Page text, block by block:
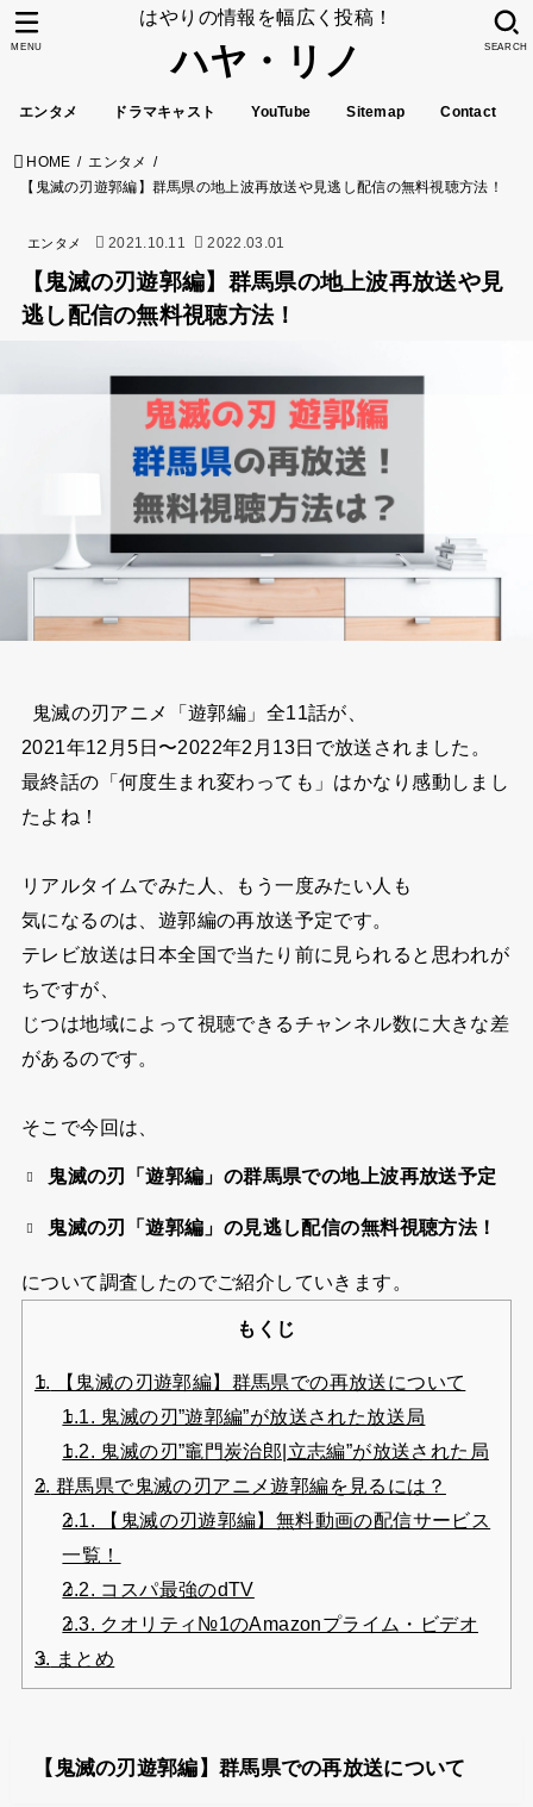
はやりの情報を幅広く投稿！
ハヤ・リノ
エンタメ ドラマキャスト YouTube Sitemap Contact
SEARCH
MENU
HOME
エンタメ
【鬼滅の刃遊郭編】群馬県の地上波再放送や見逃し配信の無料視聴方法！
エンタメ 2021.10.11 2022.03.01
【鬼滅の刃遊郭編】群馬県の地上波再放送や見
逃し配信の無料視聴方法！
鬼滅の刃アニメ「遊郭編」全11話が、
2021年12月5日〜2022年2月13日で放送されました。
最終話の「何度生まれ変わっても」はかなり感動しまし
たよね！
リアルタイムでみた人、もう一度みたい人も
気になるのは、遊郭編の再放送予定です。
テレビ放送は日本全国で当たり前に見られると 思われが
ちですが、
じつは地域によって視聴できるチャンネル数に大きな差
があるのです。
そこで今回は、
鬼滅の刃「遊郭編」の群馬県での地上波再放送予定
鬼滅の刃「遊郭編」の見逃し配信の無料視聴方法！
について調査したのでご紹介していきます。
もくじ
1.
【鬼滅の刃遊郭編】群馬県での再放送について
1.1. 鬼滅の刃”遊郭編”が放送された放送局
1.2. 鬼滅の刃”竈門炭治郎|立志編”が放送された局
2. 群馬県で鬼滅の刃アニメ遊郭編を見るには？
2.1. 【鬼滅の刃遊郭編】無料動画の配信サービス
一覧！
2.2. コスパ最強のdTV
2.3. クオリティ№1のAmazonプライム・ビデオ
3. まとめ
【鬼滅の刃遊郭編】群馬県での再放送について